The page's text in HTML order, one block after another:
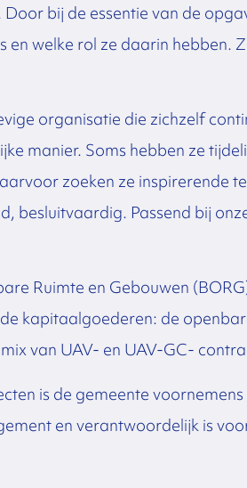
bij de essentie van de
en welke rol ze daarin hebben.
organisatie die zichzelf
manier. Soms hebben ze
zoeken ze inspirerende
besluitvaardig. Passend bij
Ruimte en Gebouwen
kapitaalgoederen: de
van UAV- en UAV-GC-
is de gemeente
en verantwoordelijk is